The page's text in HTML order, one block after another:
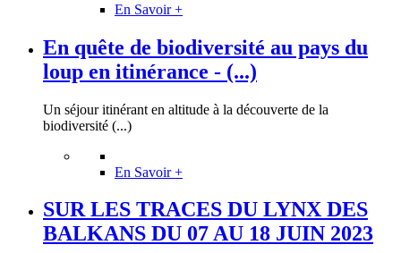
En Savoir +
En quête de biodiversité au pays du
loup en itinérance - (...)
Un séjour itinérant en altitude à la découverte de la
biodiversité (...)
En Savoir +
SUR LES TRACES DU LYNX DES
BALKANS DU 07 AU 18 JUIN 2023